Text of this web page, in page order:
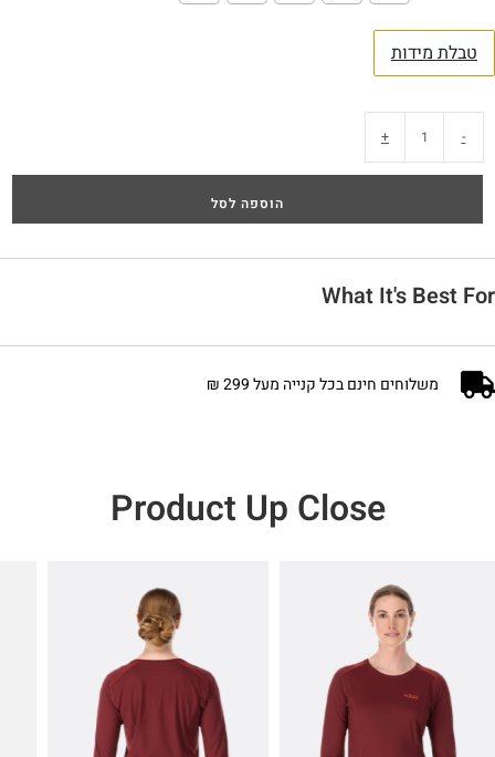
טבלת מידות
-
+
הוספה לסל
What It's Best For
משלוחים חינם בכל קנייה מעל 299 ₪
Product Up Close